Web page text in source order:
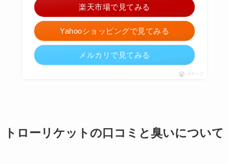
楽天市場で見てみる
Yahooショッピングで見てみる
メルカリで見てみる
ポチップ
トローリケットの口コミと臭いについて